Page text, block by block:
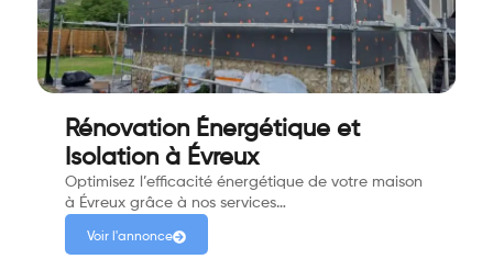
Rénovation Énergétique et
Isolation à Évreux
Optimisez l’efficacité énergétique de votre maison
à Évreux grâce à nos services…
Voir l'annonce